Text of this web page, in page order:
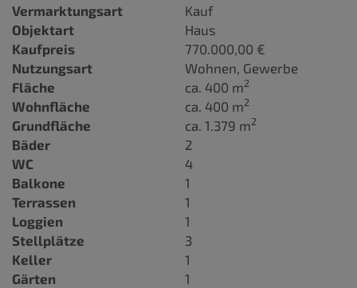
Vermarktungsart
Kauf
Objektart
Haus
Kaufpreis
770.000,00 €
Nutzungsart
Wohnen Gewerbe
Fläche
ca. 400 m2
Wohnfläche ca. 400 m2
Grundfläche ca. 1.379 m2
Bäder
2
WC
4
Balkone
1
Terrassen
1
Loggien
1
Stellplätze
3
Keller
1
Gärten
1